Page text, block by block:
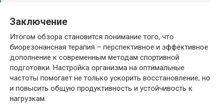
Заключение
Итогом обзора становится понимание того, что
биорезонансная терапия – перспективное и эффективное
дополнение к современным методам спортивной
подготовки. Настройка организма на оптимальные
частоты помогает не только ускорить восстановление, но
и повысить общую продуктивность и устойчивость к
нагрузкам.